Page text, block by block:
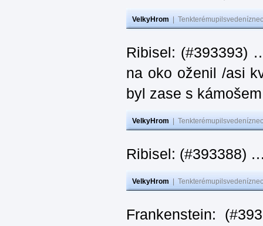
VelkyHrom
Ribisel: (#393393)
na oko oženil /asi
byl zase s
VelkyHrom
Ribisel: (#393388)
VelkyHrom
Frankenstein: